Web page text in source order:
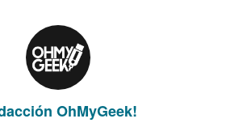
OhMyGeek!